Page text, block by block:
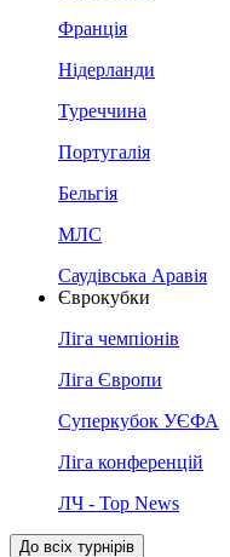
Франція
Нідерланди
Туреччина
Португалія
Бельгія
МЛС
Саудівська Аравія
Єврокубки
Ліга чемпіонів
Ліга Європи
Суперкубок УЄФА
Ліга конференцій
ЛЧ - Top News
До всіх турнірів